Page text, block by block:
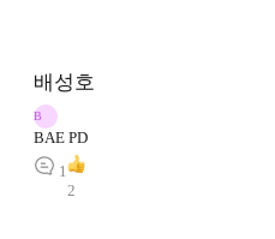
배성호
B
BAE PD
1
2